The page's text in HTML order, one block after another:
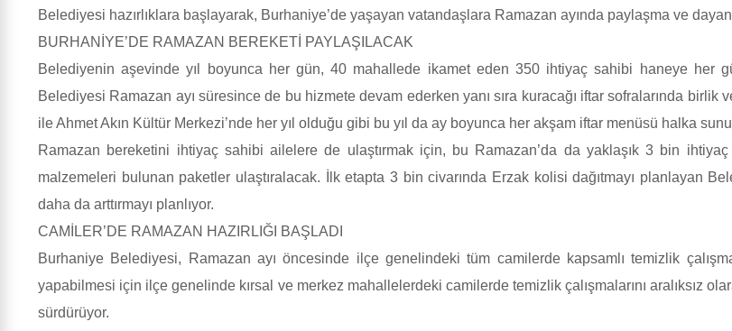
Belediyesi hazırlıklara başlayarak, Burhaniye’de yaşayan vatandaşlara Ramazan ayında paylaşma ve
BURHANİYE’DE RAMAZAN BEREKETİ PAYLAŞILACAK
Belediyenin aşevinde yıl boyunca her gün, 40 mahallede ikamet eden 350 ihtiyaç sahibi haneye her
Belediyesi Ramazan ayı süresince de bu hizmete devam ederken yanı sıra kuracağı iftar sofralarında
ile Ahmet Akın Kültür Merkezi’nde her yıl olduğu gibi bu yıl da ay boyunca her akşam iftar menüsü halka
Ramazan bereketini ihtiyaç sahibi ailelere de ulaştırmak için, bu Ramazan’da da yaklaşık 3 bin
malzemeleri bulunan paketler ulaştıralacak. İlk etapta 3 bin civarında Erzak kolisi dağıtmayı planlayan
daha da arttırmayı planlıyor.
CAMİLER’DE RAMAZAN HAZIRLIĞI BAŞLADI
Burhaniye Belediyesi, Ramazan ayı öncesinde ilçe genelindeki tüm camilerde kapsamlı temizlik
yapabilmesi için ilçe genelinde kırsal ve merkez mahallelerdeki camilerde temizlik çalışmalarını aralıksız
sürdürüyor.